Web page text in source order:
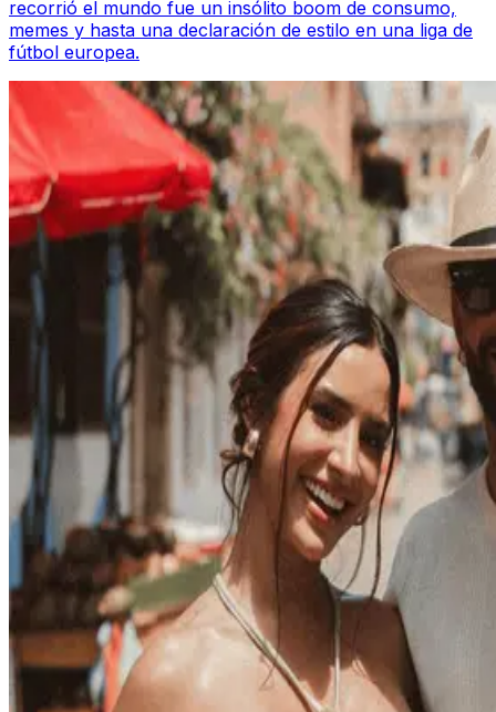
recorrió el mundo fue un insólito boom de consumo,
memes y hasta una declaración de estilo en una liga de
fútbol europea.